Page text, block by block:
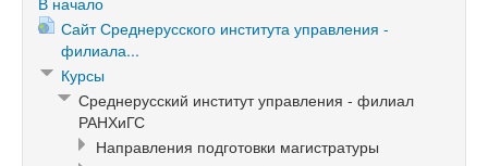
Сайт Среднерусского института управления -
филиала...
Курсы
Среднерусский институт управления - филиал
РАНХиГС
Направления подготовки магистратуры